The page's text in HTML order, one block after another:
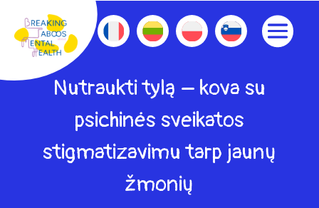
Nutraukti tylą – kova su
psichinės sveikatos
stigmatizavimu tarp jaunų
žmonių